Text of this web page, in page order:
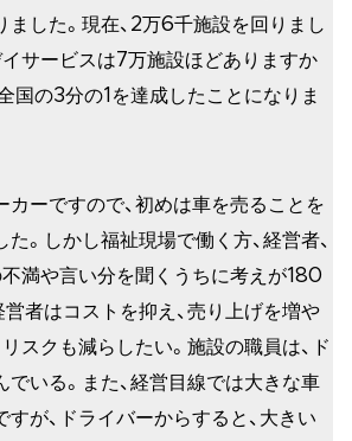
した。現在、2万6千施設を回りまし
イサービスは7万施設ほどありますか
国の3分の1を達成したことになりま
カーですので、初めは車を売ることを
。しかし福祉現場で働く方、経営者、
不満や言い分を聞くうちに考えが180
営者はコストを抑え、売り上げを増や
スクも減らしたい。施設の職員は、ド
でいる。また、経営目線では大きな車
が、ドライバーからすると、大きい